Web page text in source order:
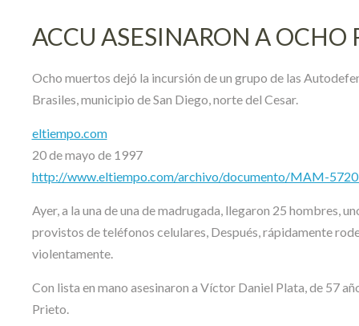
ACCU ASESINARON A OCHO
Ocho muertos dejó la incursión de un grupo de las
Brasiles, municipio de San Diego, norte del Cesar.
eltiempo.com
20 de mayo de 1997
http://www.eltiempo.com/archivo/documento/MAM-
Ayer, a la una de una de madrugada, llegaron 25 hombres,
provistos de teléfonos celulares, Después, rápidamente
violentamente.
Con lista en mano asesinaron a Víctor Daniel Plata, de 57
Prieto.